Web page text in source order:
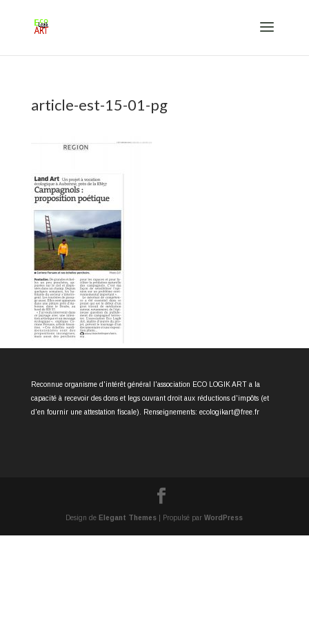
article-est-15-01-pg
Reconnue organisme d'intérêt général l'association ECO LOGIK ART a la
capacité à recevoir des dons et legs ouvrant droit aux réductions d'impôts (et
d'en fournir une attestation fiscale). Renseignements: ecologikart@free.fr
Design de Elegant Themes | Propulsé parWordPress